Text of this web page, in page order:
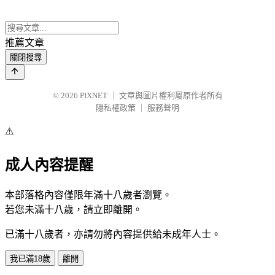
推薦文章
關閉搜尋
© 2026 PIXNET
文章與圖片權利屬原作者所有
隱私權政策
服務聲明
⚠️
成人內容提醒
本部落格內容僅限年滿十八歲者瀏覽。
若您未滿十八歲，請立即離開。
已滿十八歲者，亦請勿將內容提供給未成年人士。
我已滿18歲 離開